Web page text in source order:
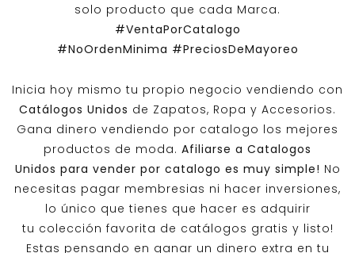
solo producto que cada Marca.
#VentaPorCatalogo
#NoOrdenMinima #PreciosDeMayoreo
Inicia hoy mismo tu propio negocio vendiendo con
Catálogos Unidos de Zapatos, Ropa y Accesorios.
Gana dinero vendiendo por catalogo los mejores
productos de moda. Afiliarse a Catalogos
Unidos para vender por catalogo es muy simple! No
necesitas pagar membresias ni hacer inversiones,
lo único que tienes que hacer es adquirir
tu colección favorita de catálogos gratis y listo!
Estas pensando en ganar un dinero extra en tu